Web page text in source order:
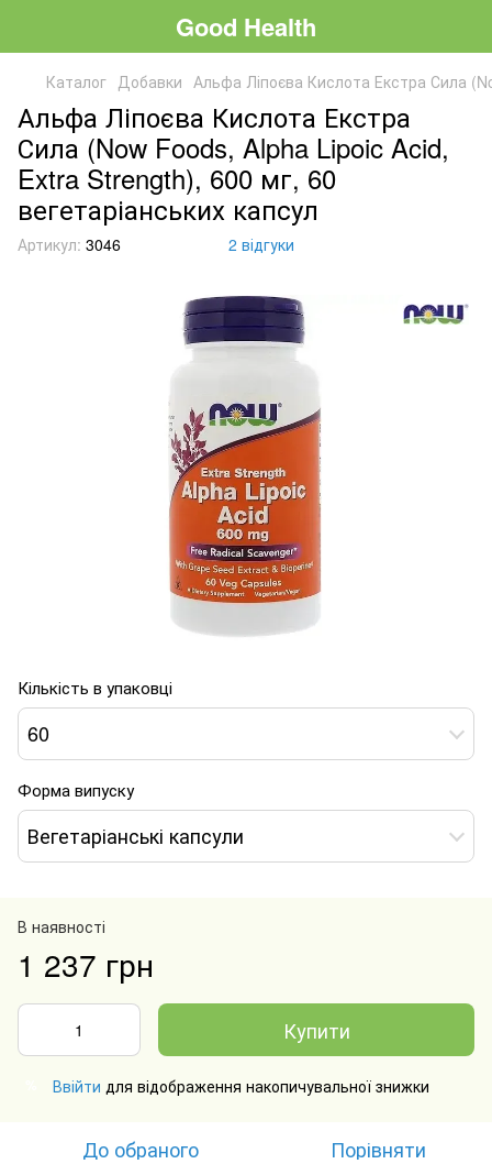
Good Health
Каталог Добавки Альфа Ліпоєва Кислота Екстра Сила
Альфа Ліпоєва Кислота Екстра
Сила (Now Foods, Alpha Lipoic Acid,
Extra Strength), 600 мг, 60
вегетаріанських капсул
Артикул: 3046 2 відгуки
Кількість в упаковці
60
Форма випуску
Вегетаріанські капсули
В наявності
1 237 грн
Купити
Ввійти для відображення накопичувальної знижки
До обраного Порівняти